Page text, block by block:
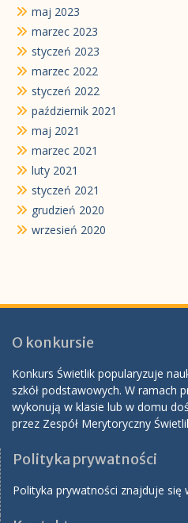
maj 2023
marzec 2023
styczeń 2023
marzec 2022
styczeń 2022
październik 2021
maj 2021
marzec 2021
luty 2021
styczeń 2021
grudzień 2020
wrzesień 2020
O konkursie
Konkurs Świetlik popularyzuje
szkół podstawowych. W ramach
wykonują w klasie lub w domu
przez Zespół Merytoryczny
Polityka prywatności
Polityka prywatności znajduje się